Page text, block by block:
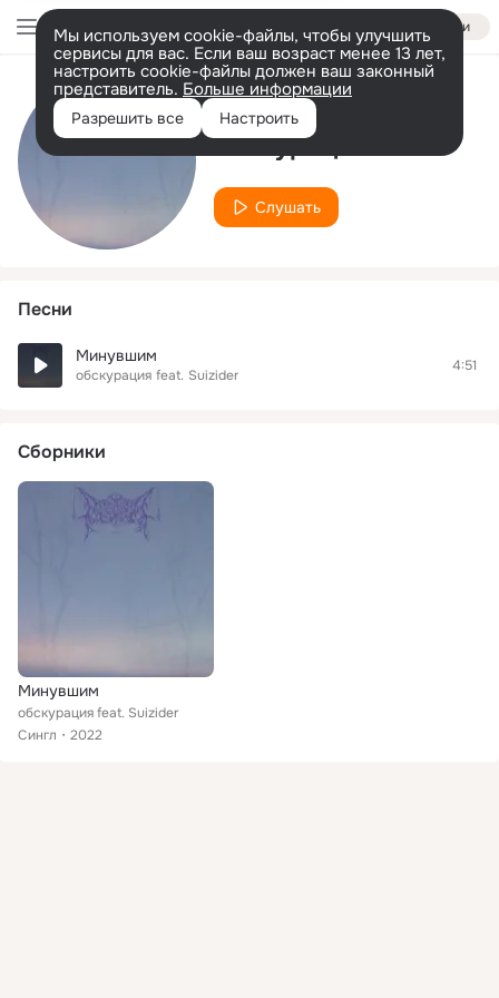
Войти
Мы используем cookie-файлы, чтобы улучшить
сервисы для вас. Если ваш возраст менее 13 лет,
настроить cookie-файлы должен ваш законный
представитель. Больше информации
Разрешить все Настроить
Исполнитель
обскурация
Слушать
Песни
Минувшим
обскурация feat. Suizider
4:51
Сборники
Минувшим
обскурация feat. Suizider
Сингл
2022